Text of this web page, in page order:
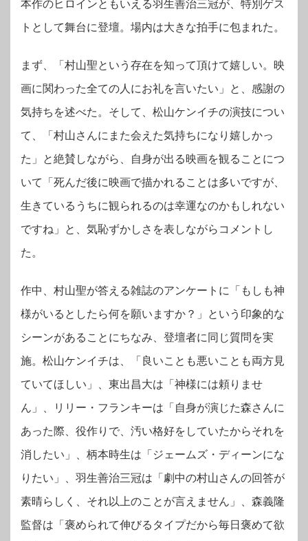
本作のヒロインともいえる羽生善治三冠が、特別ゲス
トとして舞台に登壇。場内は大きな拍手に包まれた。
まず、「村山聖という存在を知って頂けて嬉しい。映
画に関わった全ての人にお礼を言いたい」と、感謝の
気持ちを述べた。そして、松山ケンイチの演技につい
て、「村山さんにまた会えた気持ちになり嬉しかっ
た」と絶賛しながら、自身が出る映画を観ることにつ
いて「死んだ後に映画で描かれることは多いですが、
生きているうちに観られるのは幸運なのかもしれない
ですね」と、気恥ずかしさを表しながらコメントし
た。
作中、村山聖が答える雑誌のアンケートに「もしも神
様がいるとしたら何を願いますか？」という印象的な
シーンがあることにちなみ、登壇者に同じ質問を実
施。松山ケンイチは、「良いことも悪いことも両方見
ていてほしい」、東出昌大は「神様には頼りませ
ん」、リリー・フランキーは「自身が演じた森さんに
あった際、役作りで、汚い格好をしていたからそれを
消したい」、柄本時生は「ジェームズ・ディーンにな
りたい」、羽生善治三冠は「劇中の村山さんの回答が
素晴らしく、それ以上のことが言えません」、森義隆
監督は「褒められて伸びるタイプだから毎日褒めて欲